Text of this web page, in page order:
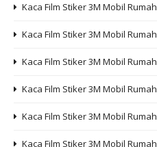
Kaca Film Stiker 3M Mobil
Kaca Film Stiker 3M Mobil
Kaca Film Stiker 3M Mobil
Kaca Film Stiker 3M Mobil
Kaca Film Stiker 3M Mobil
Kaca Film Stiker 3M Mobil